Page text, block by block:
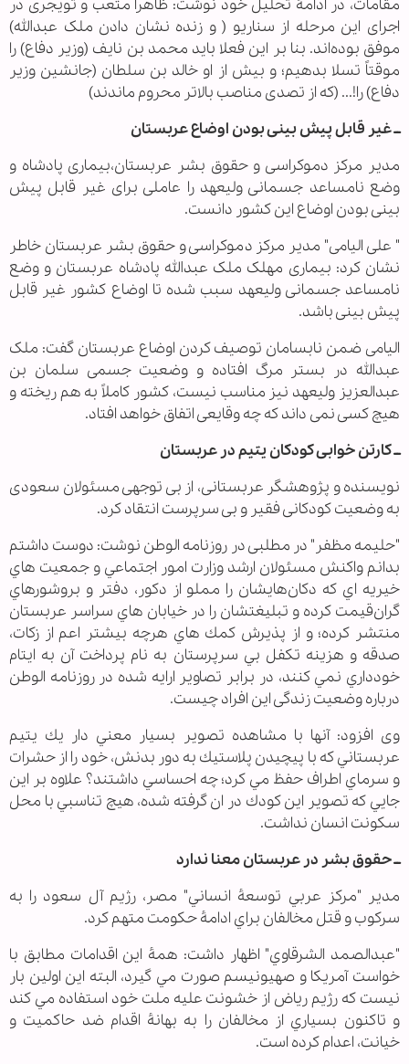
مقامات، در ادامۀ تحلیل خود نوشت: ظاهرا متعب و تویجری در
اجرای این مرحله از سناریو ( و زنده نشان دادن ملک عبدالله)
موفق بوده‌اند. بنا بر این فعلا باید محمد بن نایف (وزیر دفاع) را
موقتاً تسلا بدهیم؛ و بیش از او خالد بن سلطان (جانشین وزیر
دفاع) را!... (که از تصدی مناصب بالاتر محروم ماندند)
ــ غیر قابل پیش بینی بودن اوضاع عربستان
مدیر مرکز دموکراسی و حقوق بشر عربستان،بیماری پادشاه و
وضع نامساعد جسمانی ولیعهد را عاملی برای غیر قابل پیش
بینی بودن اوضاع این کشور دانست.
" علی الیامی" مدیر مرکز دموکراسی و حقوق بشر عربستان خاطر
نشان کرد: بیماری مهلک ملک عبدالله پادشاه عربستان و وضع
نامساعد جسمانی ولیعهد سبب شده تا اوضاع کشور غیر قابل
پیش بینی باشد.
الیامی ضمن نابسامان توصیف کردن اوضاع عربستان گفت: ملک
عبدالله در بستر مرگ افتاده و وضعیت جسمی سلمان بن
عبدالعزیز ولیعهد نیز مناسب نیست، کشور کاملاً به هم ریخته و
هیچ کسی نمی داند که چه وقایعی اتفاق خواهد افتاد.
ــ کارتن خوابی کودکان یتیم در عربستان
نویسنده و پژوهشگر عربستانی، از بی توجهی مسئولان سعودی
به وضعیت کودکانی فقیر و بی سرپرست انتقاد کرد.
"حلیمه مظفر" در مطلبی در روزنامه الوطن نوشت: دوست داشتم
بدانم واكنش مسئولان ارشد وزارت امور اجتماعي و جمعيت هاي
خيريه اي كه دكان‌هايشان را مملو از دكور، دفتر و بروشورهاي
گران‌قيمت كرده و تبليغتشان را در خيابان هاي سراسر عربستان
منتشر کرده؛ و از پذيرش كمك هاي هرچه بيشتر اعم از زكات،
صدقه و هزينه تكفل بي سرپرستان به نام پرداخت آن به ايتام
خودداري نمي كنند، در برابر تصاویر ارایه شده در روزنامه الوطن
درباره وضعیت زندگی این افراد چيست.
وی افزود: آنها با مشاهده تصوير بسيار معني دار يك يتيم
عربستاني كه با پيچيدن پلاستيك به دور بدنش، خود را از حشرات
و سرماي اطراف حفظ مي كرد؛ چه احساسي داشتند؟ علاوه بر اين
جايي كه تصوير اين كودك در ان گرفته شده، هيچ تناسبي با محل
سكونت انسان نداشت.
ــ حقوق بشر در عربستان معنا ندارد
مدير "مركز عربي توسعۀ انساني" مصر، رژيم آل سعود را به
سركوب و قتل مخالفان براي ادامۀ حكومت متهم كرد.
"عبدالصمد الشرقاوي" اظهار داشت: همۀ اين اقدامات مطابق با
خواست آمريكا و صهيونيسم صورت مي گيرد، البته اين اولين بار
نيست كه رژيم رياض از خشونت عليه ملت خود استفاده مي كند
و تاكنون بسياري از مخالفان را به بهانۀ اقدام ضد حاكميت و
خيانت، اعدام كرده است.